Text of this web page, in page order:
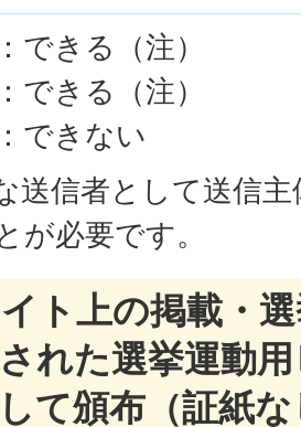
できる（注）
できる（注）
できない
送信者として送信
が必要です。
ト上の掲載・
れた選挙運動
て頒布（証紙